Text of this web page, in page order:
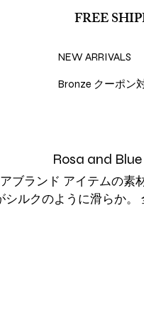
FREE
NEW ARRIVALS
Bronze クーポン
Rosa and Blue
ブランド アイテムの素
ルクのように滑らか。